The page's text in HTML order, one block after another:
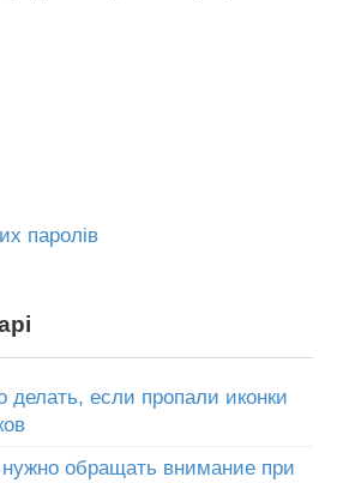
паролів
делать, если пропали иконки
нужно обращать внимание при